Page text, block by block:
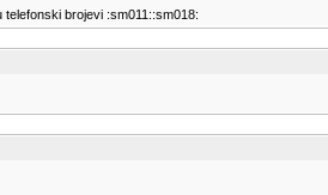
brojevi :sm011::sm018: